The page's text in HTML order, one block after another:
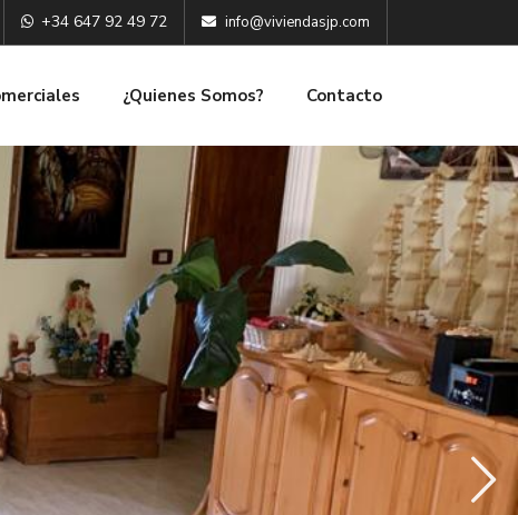
+34 647 92 49 72 info@viviendasjp.com
¿Quienes Somos? Contacto